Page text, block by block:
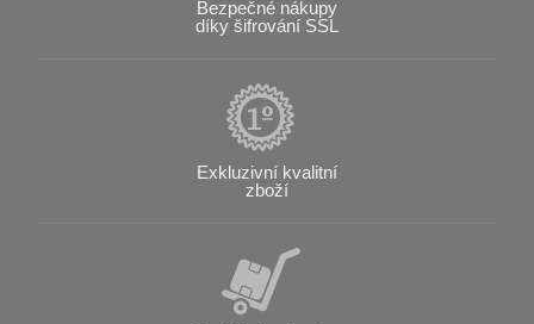
Bezpečné nákupy
díky šifrování SSL
Exkluzivní kvalitní
zboží